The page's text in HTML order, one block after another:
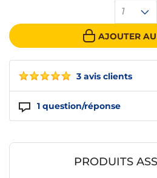
3 avis clients
1 question/réponse
1
AJOUTER
PRODUITS